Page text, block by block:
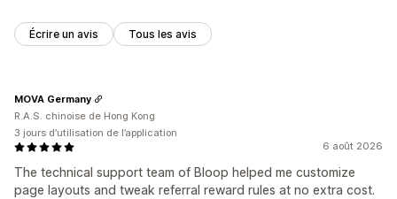
Écrire un avis Tous les avis
6 août 2026
The technical support team of Bloop helped me customize
page layouts and tweak referral reward rules at no extra cost.
MOVA Germany
R.A.S. chinoise de Hong Kong
3 jours d’utilisation de l’application